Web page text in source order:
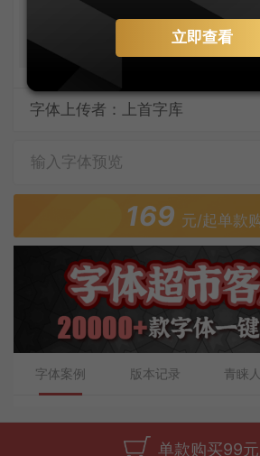
白雪。
字体上传者：上首字库
169 元/起单款
字体案例 版本记录 青睐
单款购买99
立即查看